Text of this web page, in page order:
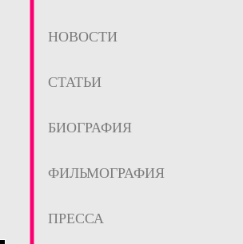
НОВОСТИ
СТАТЬИ
БИОГРАФИЯ
ФИЛЬМОГРАФИЯ
ПРЕССА